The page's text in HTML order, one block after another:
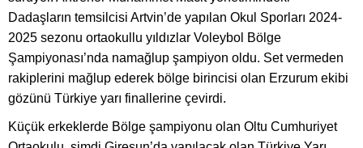
Dadaşların temsilcisi Artvin’de yapılan Okul Sporları 2024-
2025 sezonu ortaokullu yıldızlar Voleybol Bölge
Şampiyonası’nda namağlup şampiyon oldu. Set vermeden
rakiplerini mağlup ederek bölge birincisi olan Erzurum ekibi
gözünü Türkiye yarı finallerine çevirdi.
Küçük erkeklerde Bölge şampiyonu olan Oltu Cumhuriyet